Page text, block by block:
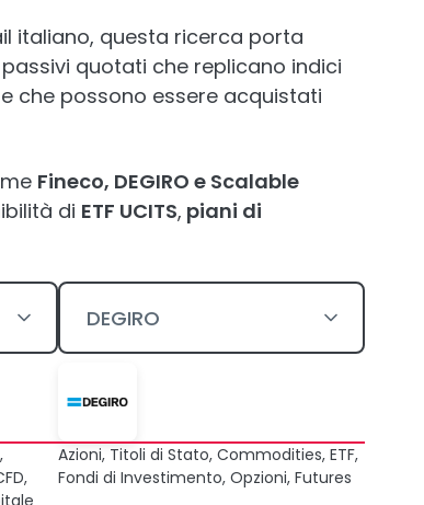
italiano, questa ricerca porta
quotati che replicano indici
e che possono essere acquistati
Fineco, DEGIRO e Scalable
di ETF UCITS, piani di
DEGIRO
Azioni, Titoli di Stato, Commodities, ETF,
Fondi di Investimento, Opzioni, Futures